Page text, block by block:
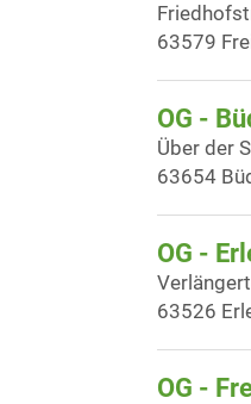
63579
OG -
Über der
63654
OG -
63526
OG -